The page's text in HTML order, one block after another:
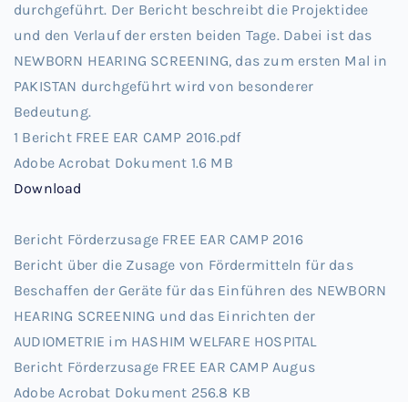
durchgeführt. Der Bericht beschreibt die Projektidee
und den Verlauf der ersten beiden Tage. Dabei ist das
NEWBORN HEARING SCREENING, das zum ersten Mal in
PAKISTAN durchgeführt wird von besonderer
Bedeutung.
1 Bericht FREE EAR CAMP 2016.pdf
Adobe Acrobat Dokument 1.6 MB
Download
Bericht Förderzusage FREE EAR CAMP 2016
Bericht über die Zusage von Fördermitteln für das
Beschaffen der Geräte für das Einführen des NEWBORN
HEARING SCREENING und das Einrichten der
AUDIOMETRIE im HASHIM WELFARE HOSPITAL
Bericht Förderzusage FREE EAR CAMP Augus
Adobe Acrobat Dokument 256.8 KB